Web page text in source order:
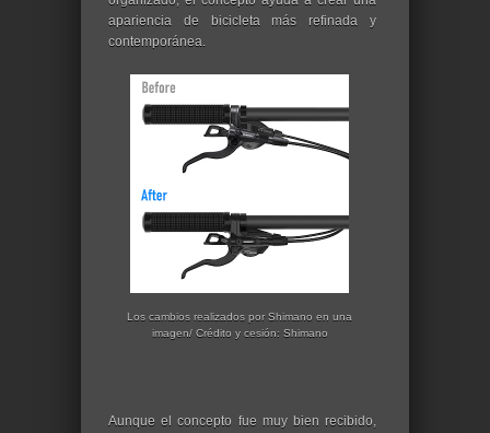
apariencia de bicicleta más refinada y
contemporánea.
Los cambios realizados por Shimano en una
imagen/ Crédito y cesión: Shimano
Aunque el concepto fue muy bien recibido,